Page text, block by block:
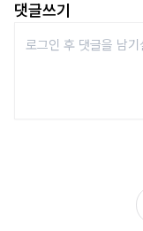
댓글쓰기